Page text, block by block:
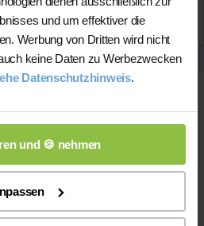
und um effektiver die
Werbung von Dritten wird nicht
keine Daten zu Werbezwecken
Datenschutzhinweis.
und 🍪 nehmen
Aktiv
kontaktieren